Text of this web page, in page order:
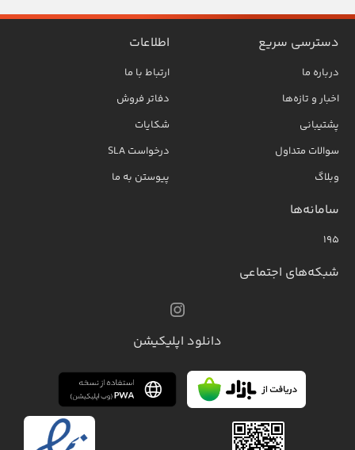
دسترسی سریع
درباره ما
اخبار و تازه‌ها
پشتیبانی
سوالات متداول
وبلاگ
اطلاعات
ارتباط با ما
دفاتر فروش
شکایات
درخواست SLA
پیوستن به ما
سامانه‌ها
۱۹۵
شبکه‌های اجتماعی
دانلود اپلیکیشن